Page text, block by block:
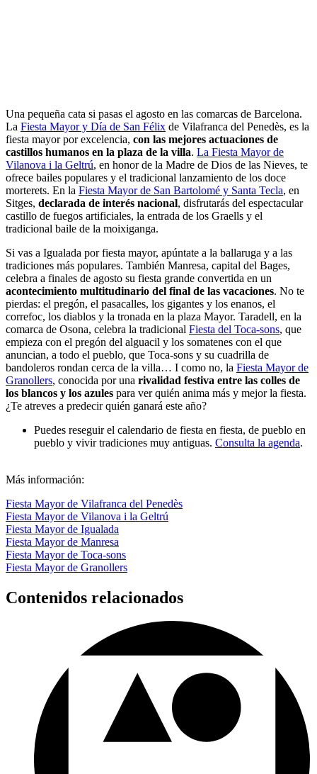
Una pequeña cata si pasas el agosto en las comarcas de Barcelona.
LaFiesta Mayor y Día de San Félix de Vilafranca del Penedès, es la
fiesta mayor por excelencia,con las mejores actuaciones de
castillos humanos en la plaza de la villa. La Fiesta Mayor de
Vilanova i la Geltrú, en honor de la Madre de Dios de las Nieves, te
ofrece bailes populares y el tradicional lanzamiento de los doce
morterets. En laFiesta Mayor de San Bartolomé y Santa Tecla, en
Sitges, declarada de interés nacional, disfrutarás del espectacular
castillo de fuegos artificiales, la entrada de los Graells y el
Si vas a Igualada por fiesta mayor, apúntate a la ballaruga y a las
tradiciones más populares. También Manresa, capital del Bages,
celebra a finales de agosto su fiesta grande convertida en un
acontecimiento multitudinario del final de las vacaciones. No te
pierdas: el pregón, el pasacalles, los gigantes y los enanos, el
correfoc, los diablos y la tronada en la plaza Mayor. Taradell, en la
comarca de Osona, celebra la tradicionalFiesta del Toca-sons, que
empieza con el pregón del alguacil y los somatenes con el que
anuncian, a todo el pueblo, que Toca-sons y su cuadrilla de
bandoleros rondan cerca de la villa… I como no, laFiesta Mayor de
Granollers, conocida por una rivalidad festiva entre las colles de
los blancos y los azulespara ver quién anima más y mejor la fiesta.
Puedes reseguir el calendario de fiesta en fiesta, de pueblo en
Fiesta Mayor de Vilafranca del Penedès
Fiesta Mayor de Vilanova i la Geltrú
Fiesta Mayor de Igualada
Fiesta Mayor de Manresa
Fiesta Mayor de Toca-sons